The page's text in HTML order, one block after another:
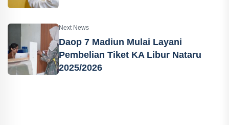
Next News
Daop 7 Madiun Mulai Layani
Pembelian Tiket KA Libur Nataru
2025/2026